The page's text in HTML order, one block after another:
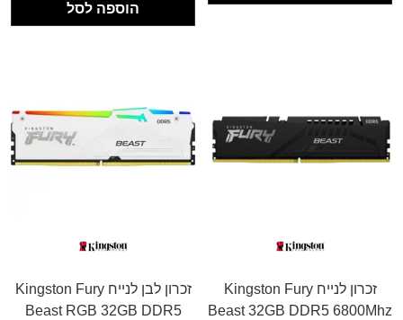
הוספה לסל
זכרון לנייח Kingston Fury
Beast 32GB DDR5 6800Mhz
זכרון לבן לנייח Kingston Fury
Beast RGB 32GB DDR5